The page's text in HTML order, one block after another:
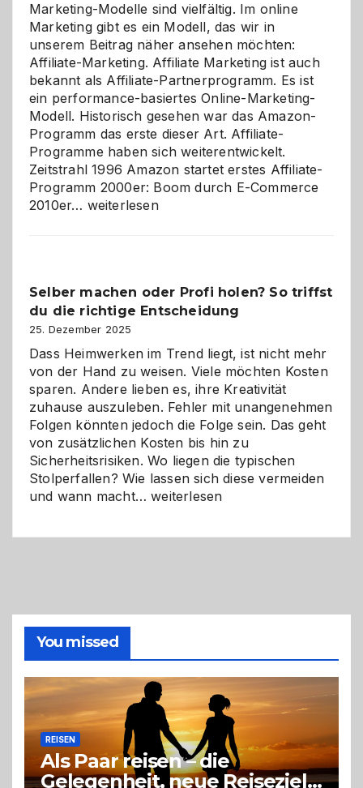
Marketing-Modelle sind vielfältig. Im online
Marketing gibt es ein Modell, das wir in
unserem Beitrag näher ansehen möchten:
Affiliate-Marketing. Affiliate Marketing ist auch
bekannt als Affiliate-Partnerprogramm. Es ist
ein performance-basiertes Online-Marketing-
Modell. Historisch gesehen war das Amazon-
Programm das erste dieser Art. Affiliate-
Programme haben sich weiterentwickelt.
Zeitstrahl 1996 Amazon startet erstes Affiliate-
Programm 2000er: Boom durch E-Commerce
2010er… Affiliate-
Herausforderungen
und
Zukunft
weiterlesen
Selber machen oder Profi holen? So triffst
du die richtige Entscheidung
25. Dezember 2025
Dass Heimwerken im Trend liegt, ist nicht mehr
von der Hand zu weisen. Viele möchten Kosten
sparen. Andere lieben es, ihre Kreativität
zuhause auszuleben. Fehler mit unangenehmen
Folgen könnten jedoch die Folge sein. Das geht
von zusätzlichen Kosten bis hin zu
Sicherheitsrisiken. Wo liegen die typischen
Stolperfallen? Wie lassen sich diese vermeiden
und wann macht…Selber
richtige
Entscheidung
weiterlesen
You missed
REISEN
Als Paar reisen – die
Gelegenheit, neue Reiseziele